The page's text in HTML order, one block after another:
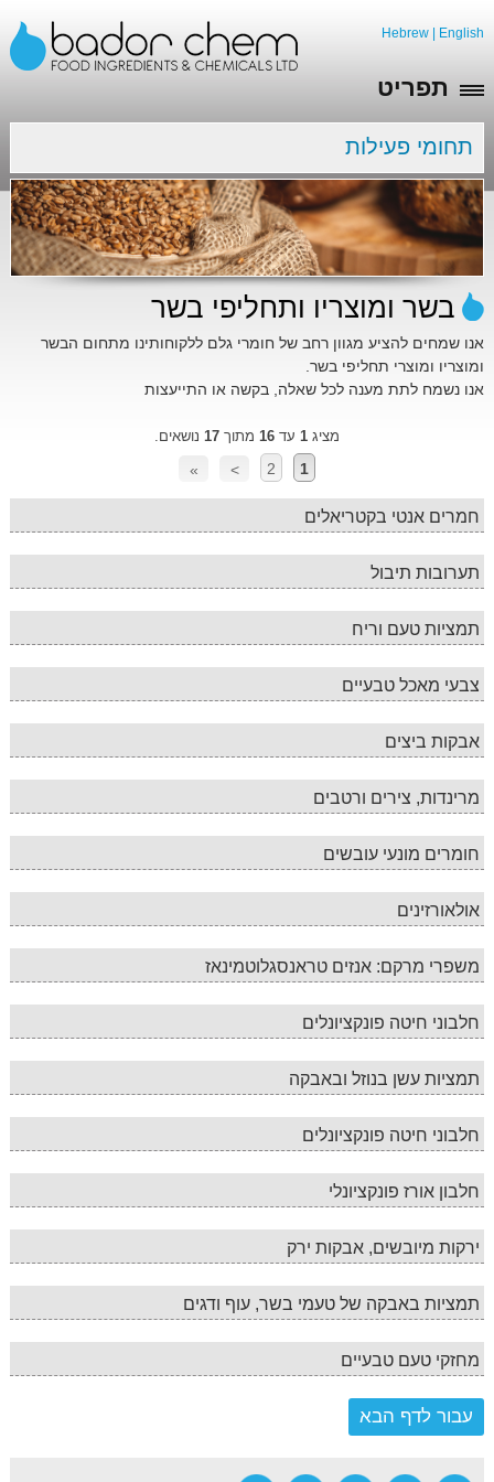
Hebrew English
תפריט
תחומי פעילות
בשר ומוצריו ותחליפי בשר
אנו שמחים להציע מגוון רחב של חומרי גלם ללקוחותינו מתחום הבשר
ומוצריו ומוצרי תחליפי בשר.
אנו נשמח לתת מענה לכל שאלה, בקשה או התייעצות
מציג 1 עד 16 מתוך 17 נושאים.
1
2
>
»
חמרים אנטי בקטריאלים
תערובות תיבול
תמציות טעם וריח
צבעי מאכל טבעיים
אבקות ביצים
מרינדות, צירים ורטבים
חומרים מונעי עובשים
אולאורזינים
משפרי מרקם: אנזים טראנסגלוטמינאז
חלבוני חיטה פונקציונלים
תמציות עשן בנוזל ובאבקה
חלבוני חיטה פונקציונלים
חלבון אורז פונקציונלי
ירקות מיובשים, אבקות ירק
תמציות באבקה של טעמי בשר, עוף ודגים
מחזקי טעם טבעיים